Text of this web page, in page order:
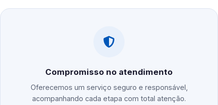
Compromisso no atendimento
Oferecemos um serviço seguro e responsável,
acompanhando cada etapa com total atenção.